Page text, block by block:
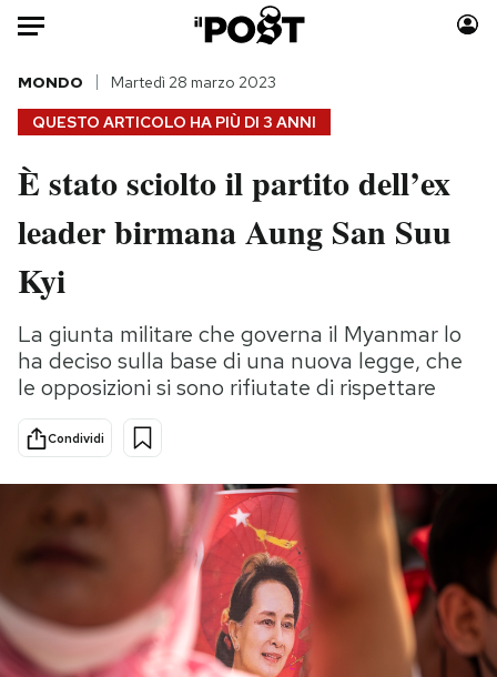
Auto
HOME
Italia
Politica
Scienza
Cultura
Sport
Moda
Consumismi
Media
Europa
NEWSLETTER
QUESTO ARTICOLO HA PIÙ DI 3 ANNI
MONDO Martedì 28 marzo 2023
È stato sciolto il partito dell’ex
leader birmana Aung San Suu
Kyi
La giunta militare che governa il Myanmar lo
ha deciso sulla base di una nuova legge, che
le opposizioni si sono rifiutate di rispettare
Condividi